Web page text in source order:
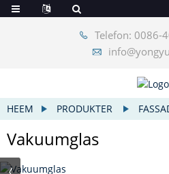
Telefon: 0086-
HEEM PRODUKTER
Vakuumglas